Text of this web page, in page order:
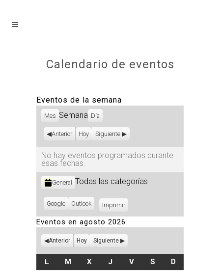
Calendario de eventos
Eventos de la semana
Mes Semana Día
Anterior Hoy Siguiente
No hay eventos programados durante
esas fechas.
Categorías
General Todas las categorías
Subscribe
Google
Subscribe
Outlook ImprimirVistas
Eventos en agosto 2026
Anterior Hoy Siguiente
L LUNES
M MARTES
XMIÉRCOLES
J JUEVES
VVIERNES
SSÁBADO
D